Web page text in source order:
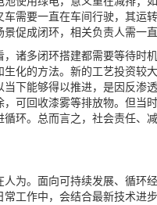
车需要一直在车间行驶，其运
促成闭环，相关负责人需一
多闭环搭建都需要等待时机
生化的方法。新的工艺投资较
当下能够得以推进，是因反渗
，可回收漆雾等排放物。但当
循环。总而言之，社会责任、
。面向可持续发展、循环经
常工作中，会结合最新技术